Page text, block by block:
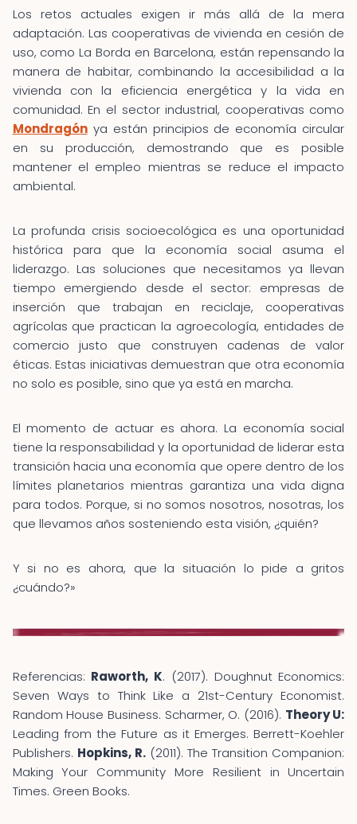
Los retos actuales exigen ir más allá de la mera
adaptación. Las cooperativas de vivienda en cesión de
uso, como La Borda en Barcelona, están repensando la
manera de habitar, combinando la accesibilidad a la
vivienda con la eficiencia energética y la vida en
comunidad. En el sector industrial, cooperativas como
Mondragónya están principios de economía circular
en su producción, demostrando que es posible
mantener el empleo mientras se reduce el impacto
ambiental.
La profunda crisis socioecológica es una oportunidad
histórica para que la economía social asuma el
liderazgo. Las soluciones que necesitamos ya llevan
tiempo emergiendo desde el sector: empresas de
inserción que trabajan en reciclaje, cooperativas
agrícolas que practican la agroecología, entidades de
comercio justo que construyen cadenas de valor
éticas. Estas iniciativas demuestran que otra economía
no solo es posible, sino que ya está en marcha.
El momento de actuar es ahora. La economía social
tiene la responsabilidad y la oportunidad de liderar esta
transición hacia una economía que opere dentro de los
límites planetarios mientras garantiza una vida digna
para todos. Porque, si no somos nosotros, nosotras, los
que llevamos años sosteniendo esta visión, ¿quién?
Y si no es ahora, que la situación lo pide a gritos
¿cuándo?»
Referencias: Raworth, K. (2017). Doughnut Economics:
Seven Ways to Think Like a 21st-Century Economist.
Random House Business. Scharmer, O. (2016). Theory U:
Leading from the Future as it Emerges. Berrett-Koehler
Publishers. Hopkins, R. (2011). The Transition Companion:
Making Your Community More Resilient in Uncertain
Times. Green Books.